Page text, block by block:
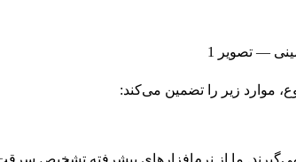
موارد زیر را تضمین می‌کند:
ما از نرم‌افزارهای پیشرفته تشخیص